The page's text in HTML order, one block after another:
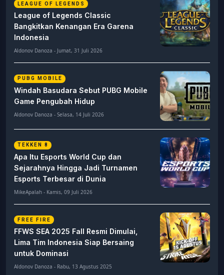
LEAGUE OF LEGENDS
League of Legends Classic
Bangkitkan Kenangan Era Garena
Indonesia
Aldonov Danoza - Jumat, 31 Juli 2026
PUBG MOBILE
Windah Basudara Sebut PUBG Mobile
Game Pengubah Hidup
Aldonov Danoza - Selasa, 14 Juli 2026
TEKKEN 8
Apa Itu Esports World Cup dan
Sejarahnya Hingga Jadi Turnamen
Esports Terbesar di Dunia
MikeApalah - Kamis, 09 Juli 2026
FREE FIRE
FFWS SEA 2025 Fall Resmi Dimulai,
Lima Tim Indonesia Siap Bersaing
untuk Dominasi
Aldonov Danoza - Rabu, 13 Agustus 2025